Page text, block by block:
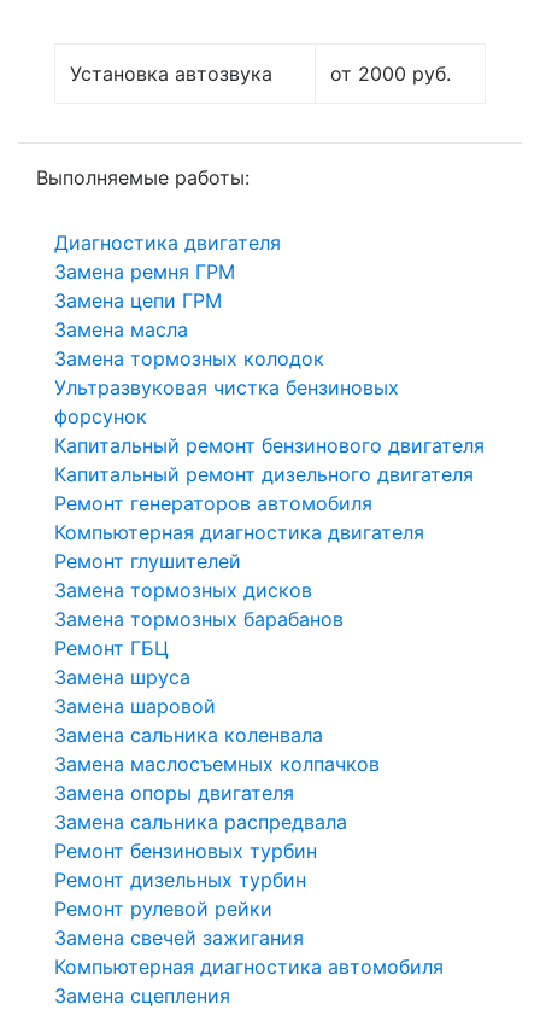
Установка автозвука от 2000 руб.
Выполняемые работы:
Диагностика двигателя
Замена ремня ГРМ
Замена цепи ГРМ
Замена масла
Замена тормозных колодок
Ультразвуковая чистка бензиновых
форсунок
Капитальный ремонт бензинового двигателя
Капитальный ремонт дизельного двигателя
Ремонт генераторов автомобиля
Компьютерная диагностика двигателя
Ремонт глушителей
Замена тормозных дисков
Замена тормозных барабанов
Ремонт ГБЦ
Замена шруса
Замена шаровой
Замена сальника коленвала
Замена маслосъемных колпачков
Замена опоры двигателя
Замена сальника распредвала
Ремонт бензиновых турбин
Ремонт дизельных турбин
Ремонт рулевой рейки
Замена свечей зажигания
Компьютерная диагностика автомобиля
Замена сцепления